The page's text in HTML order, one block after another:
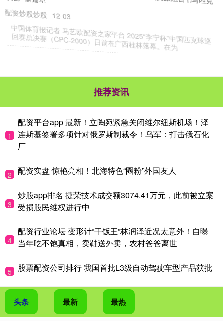
球推广新篇章
配资炒股炒股
12-03
中国体育报记者 马艺欧配资之家平台 2025“李宁杯”中国匹克球巡
回赛总决赛（CPC-2000）日前在广西桂林落幕。在为
推荐资讯
1
配资平台app 最新！立陶宛紧急关闭维尔纽斯机场！泽
连斯基签署多项针对俄罗斯制裁令！乌军：打击俄石化
厂
2 配资实盘 惊艳亮相！北海特色“圈粉”外国友人
3
炒股app排名 捷荣技术成交额3074.41万元，此前被立案
受损股民维权进行中
4
配资行业论坛 变形计“干饭王”林润泽近况太意外！自曝
当年吃不饱真相，卖鞋送外卖，农村爸爸离世
5 股票配资公司排行 我国首批L3级自动驾驶车型产品获批
头条 最新 最热